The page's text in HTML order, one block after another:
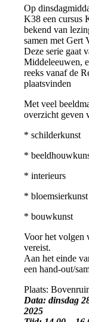
Op
K38 een cursus
bekend van
samen met Gert
Deze serie gaat
Middeleeuwen,
reeks vanaf de
plaatsvinden
Met veel
overzicht geven
* schilderkunst
*
* interieurs
* bloemsierkunst
* bouwkunst
Voor het volgen
vereist.
Aan het einde
een hand-out/
Plaats:
Data: dinsdag
2025